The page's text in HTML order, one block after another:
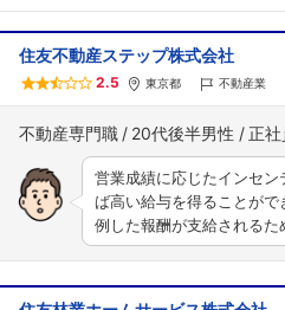
住友不動産ステップ株式会社
2.5 東京都 不動産業
不動産専門職 20代後半男性 正社
営業成績に応じたインセ
ば高い給与を得ることが
例した報酬が支給される